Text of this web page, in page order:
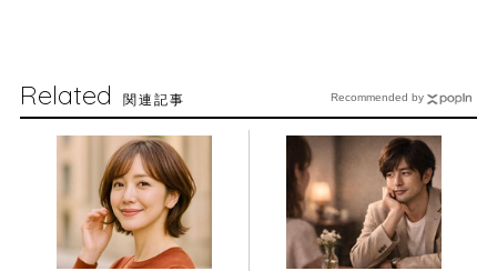
Related 関連記事 Recommended by